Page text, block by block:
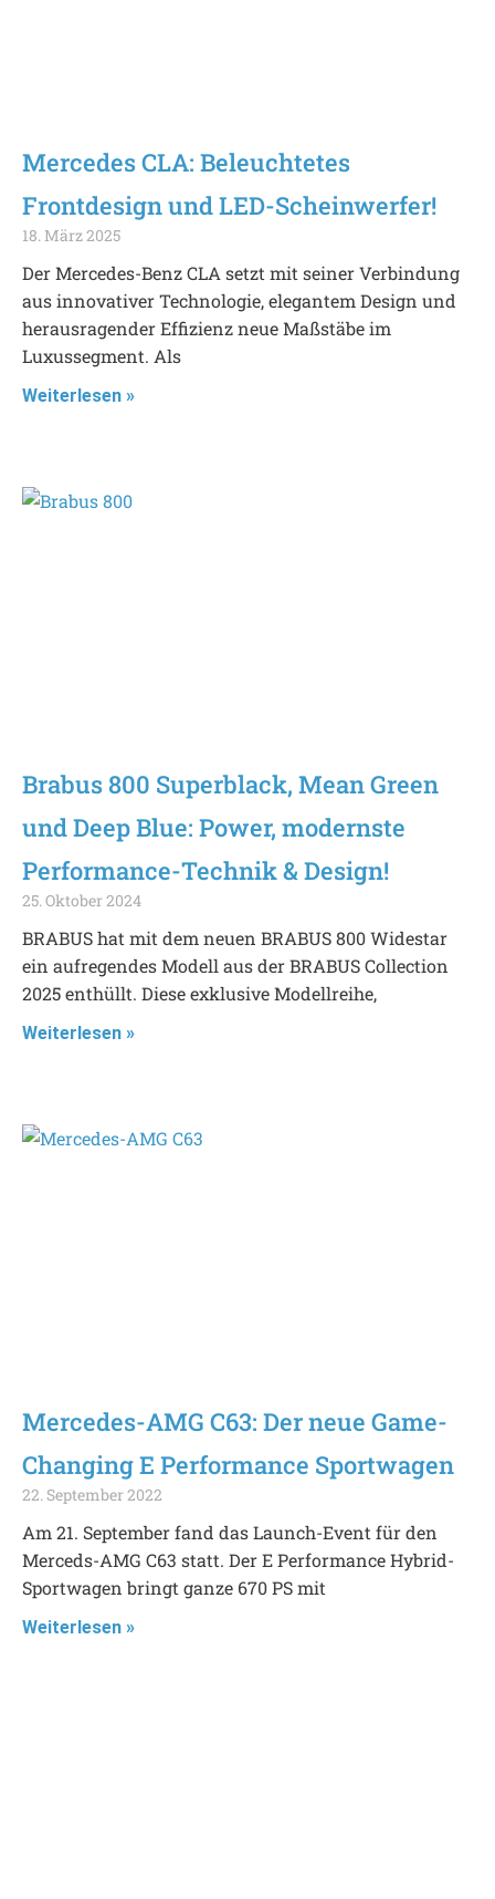
Mercedes CLA: Beleuchtetes
Frontdesign und LED-Scheinwerfer!
18. März 2025
Der Mercedes-Benz CLA setzt mit seiner Verbindung
aus innovativer Technologie, elegantem Design und
herausragender Effizienz neue Maßstäbe im
Luxussegment. Als
Weiterlesen »
Brabus 800 Superblack, Mean Green
und Deep Blue: Power, modernste
Performance-Technik & Design!
25. Oktober 2024
BRABUS hat mit dem neuen BRABUS 800 Widestar
ein aufregendes Modell aus der BRABUS Collection
2025 enthüllt. Diese exklusive Modellreihe,
Weiterlesen »
Mercedes-AMG C63: Der neue Game-
Changing E Performance Sportwagen
22. September 2022
Am 21. September fand das Launch-Event für den
Merceds-AMG C63 statt. Der E Performance Hybrid-
Sportwagen bringt ganze 670 PS mit
Weiterlesen »